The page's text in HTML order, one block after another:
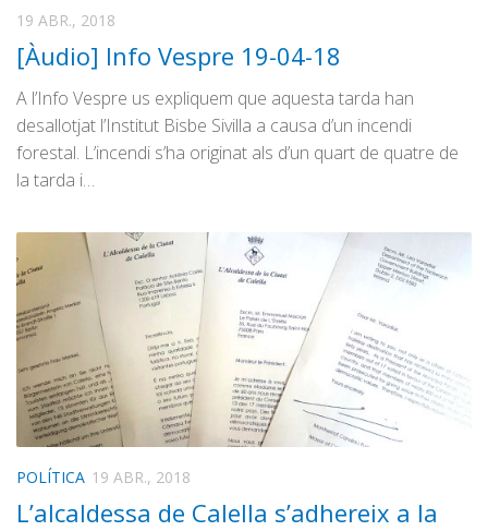
Vídeos
Graella
Publicitat
Contacte
19 ABR., 2018
[Àudio] Info Vespre 19-04-18
A l’Info Vespre us expliquem que aquesta tarda han
desallotjat l’Institut Bisbe Sivilla a causa d’un incendi
forestal. L’incendi s’ha originat als d’un quart de quatre de
la tarda i…
POLÍTICA 19 ABR., 2018
L’alcaldessa de Calella s’adhereix a la